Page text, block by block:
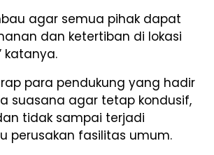
agar semua pihak dapat
dan ketertiban di lokasi
katanya.
para pendukung yang hadir
suasana agar tetap kondusif,
tidak sampai terjadi
perusakan fasilitas umum.